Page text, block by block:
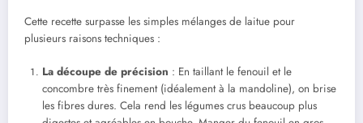
Cette recette surpasse les simples mélanges de laitue pour
plusieurs raisons techniques :
La découpe de précision : En taillant le fenouil et le
concombre très finement (idéalement à la mandoline), on brise
les fibres dures. Cela rend les légumes crus beaucoup plus